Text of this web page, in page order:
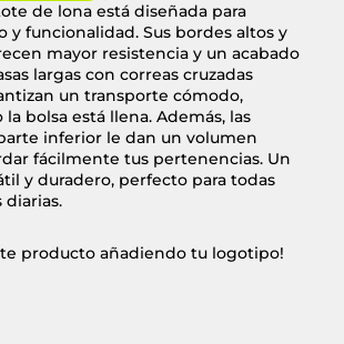
de lona está diseñada para
y funcionalidad. Sus bordes altos y
mayor resistencia y un acabado
largas con correas cruzadas
un transporte cómodo,
bolsa está llena. Además, las
inferior le dan un volumen
fácilmente tus pertenencias. Un
y duradero, perfecto para todas
diarias.
producto añadiendo tu logotipo!